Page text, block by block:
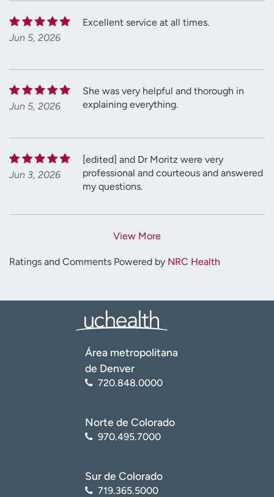
Jun 5, 2026
Excellent service at all times.
Jun 5, 2026
She was very helpful and thorough in
explaining everything.
Jun 3, 2026
[edited] and Dr Moritz were very
professional and courteous and answered
my questions.
View More
Ratings and Comments Powered by NRC Health
Área metropolitana
de Denver
720.848.0000
Norte de Colorado
970.495.7000
Sur de Colorado
719.365.5000